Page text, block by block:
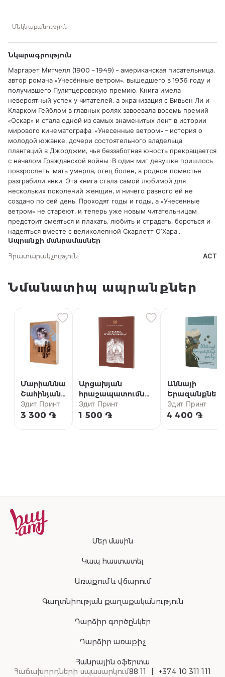
кинематографа. «Унесенные ветром» – история о молодой
началом Гражданской войны. В один миг девушке
поместье разграбили янки. Эта книга стала самой любимой
для нескольких поколений женщин, и ничего равного ей не
создано по сей день. Проходят годы и годы, а «Унесенные
ветром» не стареют, и теперь уже новым читательницам
предстоит смеяться и плакать, любить и страдать, бороться
и надеяться вместе с великолепной Скарлетт О’Хара...
Մեկնաբանություն
Նկարագրություն
Маргарет Митчелл (1900 – 1949) – американская писательница,
автор романа «Унесённые ветром», вышедшего в 1936 году и
получившего Пулитцеровскую премию. Книга имела
невероятный успех у читателей, а экранизация с Вивьен Ли и
Кларком Гейблом в главных ролях завоевала восемь премий
«Оскар» и стала одной из самых знаменитых лент в истории
мирового кинематографа. «Унесенные ветром» – история о
молодой южанке, дочери состоятельного владельца
плантаций в Джорджии, чья беззаботная юность прекращается
с началом Гражданской войны. В один миг девушке пришлось
повзрослеть: мать умерла, отец болен, а родное поместье
разграбили янки. Эта книга стала самой любимой для
нескольких поколений женщин, и ничего равного ей не
создано по сей день. Проходят годы и годы, а «Унесенные
ветром» не стареют, и теперь уже новым читательницам
предстоит смеяться и плакать, любить и страдать, бороться и
надеяться вместе с великолепной Скарлетт О’Хара...
Ապրանքի մանրամասներ
Հրատարակչություն: АСТ
Նմանատիպ ապրանքներ
Մարիաննա
Շահինյան /
Բա ամոթ
չի՞
Эдит Принт
3 300 ֏
Արցախյան
հրաշապատումներ
/ Մաս Ա (Արցախի
թեմի
Эдит Принт
1 500 ֏
Աննայի
Երազանքների
տունը {5} /
«Աննան
Эдит Принт
4 400 ֏
Մեր մասին
Կապ հաստատել
Առաքում և վճարում
Գաղտնիության քաղաքականություն
Դարձիր գործընկեր
Դարձիր առաքիչ
Հանրային օֆերտա
Հաճախորդների սպասարկում88 11 +374 10 311 111